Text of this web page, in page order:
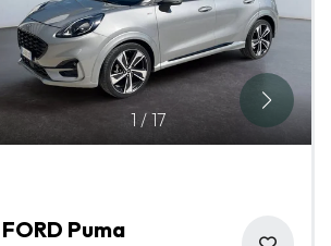
1 / 17
FORD Puma